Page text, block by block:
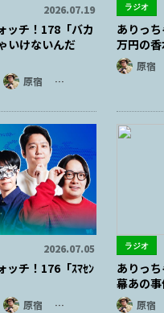
2026.07.19
ッチ！178「バカ
いけないんだ
原宿 …
ラジオ
ありっ
万円の香
原宿
2026.07.05
ッチ！176「ｽﾏｾﾝ
原宿 …
ラジオ
ありっ
幕あの事
原宿